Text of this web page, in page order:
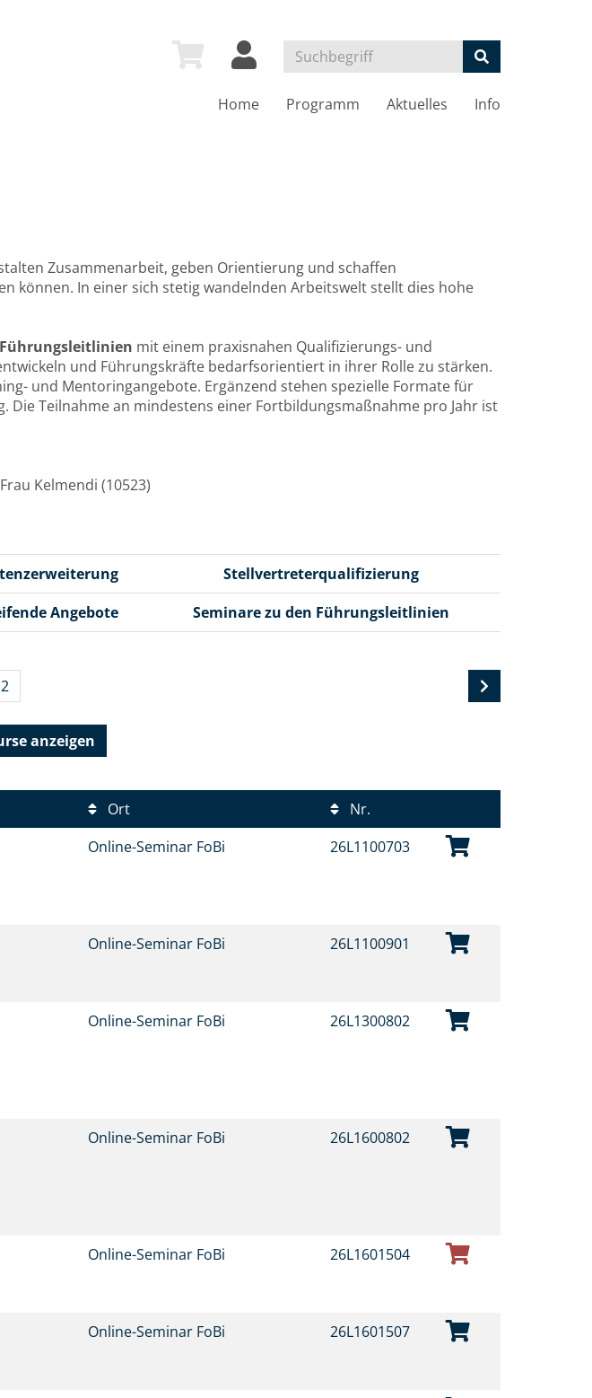
Home Programm Aktuelles Info
Zusammenarbeit, geben Orientierung und schaffen
können. In einer sich stetig wandelnden Arbeitswelt stellt dies hohe
Führungsleitlinien mit einem praxisnahen Qualifizierungs- und
und Führungskräfte bedarfsorientiert in ihrer Rolle zu stärken.
und Mentoringangebote. Ergänzend stehen spezielle Formate für
Teilnahme an mindestens einer Fortbildungsmaßnahme pro Jahr ist
Kelmendi (10523)
Stellvertreterqualifizierung
Angebote Seminare zu den Führungsleitlinien
2
anzeigen
Ort
Nr.
Online-Seminar FoBi 26L1100703
Online-Seminar FoBi 26L1100901
Online-Seminar FoBi 26L1300802
Online-Seminar FoBi 26L1600802
Online-Seminar FoBi 26L1601504
Online-Seminar FoBi 26L1601507